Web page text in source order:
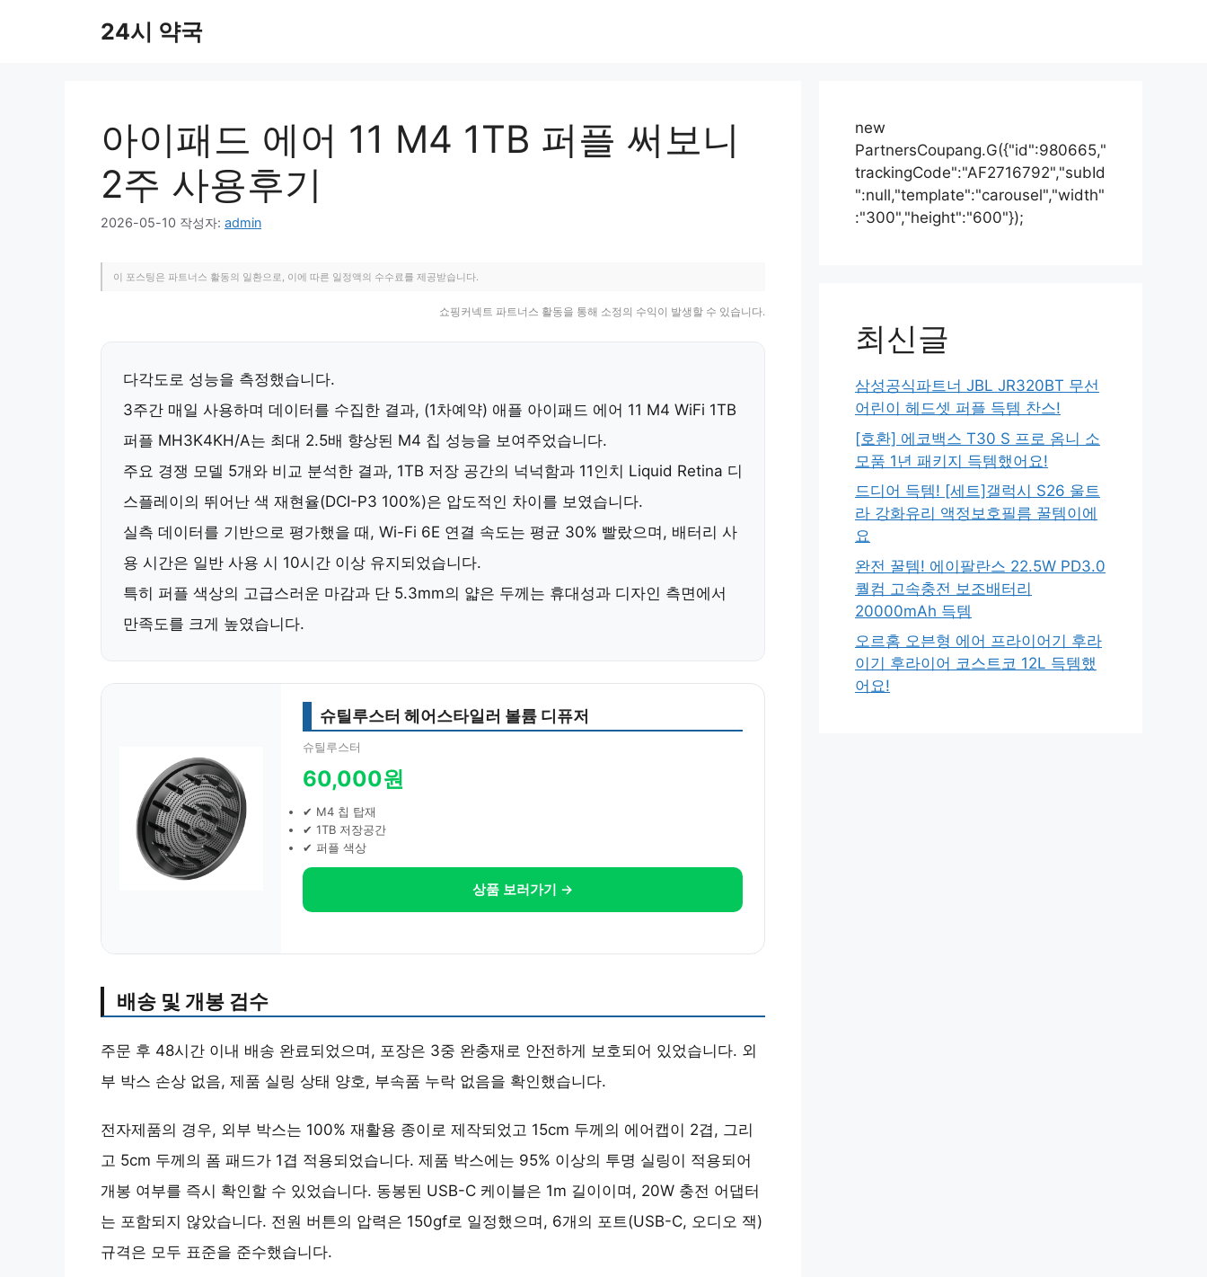
24시 약국
아이패드 에어 11 M4 1TB 퍼플 써보니
2주 사용후기
2026-05-10 작성자: admin
이 포스팅은 파트너스 활동의 일환으로, 이에 따른 일정액의 수수료를 제공받습니다.
쇼핑커넥트 파트너스 활동을 통해 소정의 수익이 발생할 수 있습니다.
다각도로 성능을 측정했습니다.
3주간 매일 사용하며 데이터를 수집한 결과, (1차예약) 애플 아이패드 에어 11 M4 WiFi 1TB
퍼플 MH3K4KH/A는 최대 2.5배 향상된 M4 칩 성능을 보여주었습니다.
주요 경쟁 모델 5개와 비교 분석한 결과, 1TB 저장 공간의 넉넉함과 11인치 Liquid Retina 디
스플레이의 뛰어난 색 재현율(DCI-P3 100%)은 압도적인 차이를 보였습니다.
실측 데이터를 기반으로 평가했을 때, Wi-Fi 6E 연결 속도는 평균 30% 빨랐으며 , 배터리 사
용 시간은 일반 사용 시 10시간 이상 유지 되었습니다.
특히 퍼플 색상의 고급스러운 마감과 단 5.3mm의 얇은 두께 는 휴대성과 디자인 측면에서
만족도를 크게 높였습니다.
슈틸루스터 헤어스타일러 볼륨 디퓨저
슈틸루스터
60,000원
✔ M4 칩 탑재
✔ 1TB 저장공간
✔ 퍼플 색상
상품 보러가기 →
배송 및 개봉 검수
주문 후 48시간 이내 배송 완료되었으며, 포장은 3중 완충재로 안전하게 보호되어 있었습니다. 외
부 박스 손상 없음, 제품 실링 상태 양호, 부속품 누락 없음을 확인했습니다.
전자제품의 경우, 외부 박스는 100% 재활용 종이로 제작되었고 15cm 두께의 에어캡이 2겹, 그리
고 5cm 두께의 폼 패드가 1겹 적용되었습니다. 제품 박스에는 95% 이상의 투명 실링이 적용되어
개봉 여부를 즉시 확인할 수 있었습니다. 동봉된 USB-C 케이블은 1m 길이이며, 20W 충전 어댑터
는 포함되지 않았습니다. 전원 버튼의 압력은 150gf로 일정했으며, 6개의 포트(USB-C, 오디오 잭)
규격은 모두 표준을 준수했습니다.
new
PartnersCoupang.G({"id":980665,"
trackingCode":"AF2716792","subId
":null,"template":"carousel","width"
:"300","height":"600"});
최신글
삼성공식파트너 JBL JR320BT 무선
어린이 헤드셋 퍼플 득템 찬스!
[호환] 에코백스 T30 S 프로 옴니 소
모품 1년 패키지 득템했어요!
드디어 득템! [세트]갤럭시 S26 울트
라 강화유리 액정보호필름 꿀템이에
요
완전 꿀템! 에이팔란스 22.5W PD3.0
퀄컴 고속충전 보조배터리
20000mAh 득템
오르홈 오븐형 에어 프라이어기 후라
이기 후라이어 코스트코 12L 득템했
어요!